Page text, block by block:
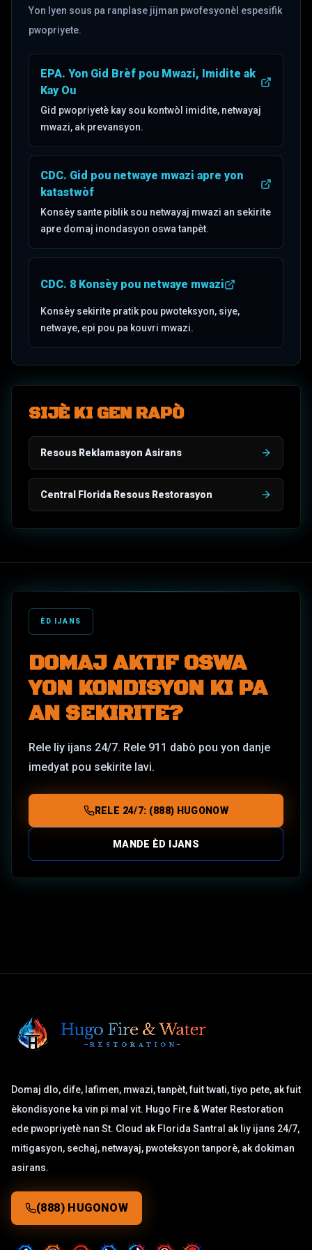
Yon lyen sous pa ranplase jijman pwofesyonèl espesifik
pwopriyete.
EPA. Yon Gid Brèf pou Mwazi, Imidite ak
Kay Ou
(ouvè nan yon nouvo onglet)
Gid pwopriyetè kay sou kontwòl imidite, netwayaj
mwazi, ak prevansyon.
CDC. Gid pou netwaye mwazi apre yon
katastwòf
(ouvè nan yon nouvo onglet)
Konsèy sante piblik sou netwayaj mwazi an sekirite
apre domaj inondasyon oswa tanpèt.
CDC. 8 Konsèy pou netwaye mwazi
(ouvè nan yon nouvo onglet)
Konsèy sekirite pratik pou pwoteksyon, siye,
netwaye, epi pou pa kouvri mwazi.
SIJÈ KI GEN RAPÒ
Resous Reklamasyon Asirans
Central Florida Resous Restorasyon
ÈD IJANS
DOMAJ AKTIF OSWA
YON KONDISYON KI PA
AN SEKIRITE?
Rele liy ijans 24/7. Rele 911 dabò pou yon danje
imedyat pou sekirite lavi.
RELE 24/7: (888) HUGONOW
MANDE ÈD IJANS
Domaj dlo, dife, lafimen, mwazi, tanpèt, fuit twati, tiyo pete, ak fuit
èkondisyone ka vin pi mal vit. Hugo Fire & Water Restoration
ede pwopriyetè nan St. Cloud ak Florida Santral ak liy ijans 24/7,
mitigasyon, sechaj, netwayaj, pwoteksyon tanporè, ak dokiman
asirans.
(888) HUGONOW